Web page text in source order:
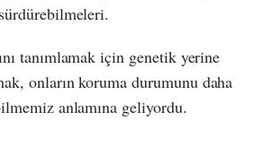
tanımlamak için genetik yerine
onların koruma durumunu daha
anlamına geliyordu.